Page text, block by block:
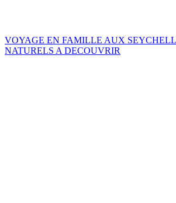
VOYAGE EN FAMILLE AUX
NATURELS A DECOUVRIR